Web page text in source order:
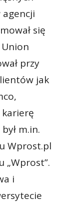
agencji
się
przy
jak
karierę
m.in.
Wprost.pl
„Wprost”.
i